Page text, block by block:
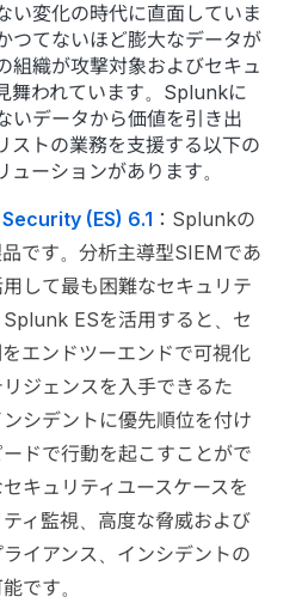
い変化の時代に直面していま
つてないほど膨大なデータが
組織が攻撃対象およびセキュ
舞われています。Splunkに
いデータから価値を引き出
ストの業務を支援する以下の
ーションがあります。
(ES) 6.1 ：Splunkの
です。分析主導型SIEMであ
して最も困難なセキュリテ
ESを活用すると、セ
エンドツーエンドで可視化
ジェンスを入手できるた
シデントに優先順位を付け
ドで行動を起こすことがで
キュリティユースケースを
ィ監視、高度な脅威および
イアンス、インシデントの
です。